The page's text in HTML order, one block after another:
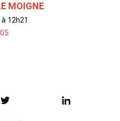
MOIGNE
12h21